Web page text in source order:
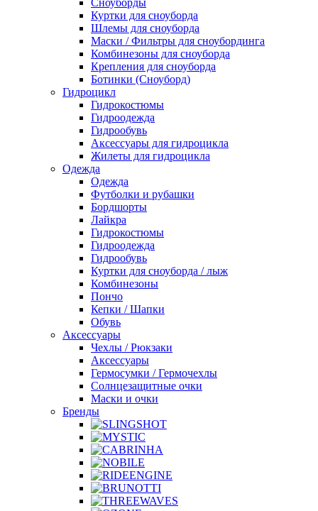
Сноуборды
Куртки для сноуборда
Шлемы для сноуборда
Маски / Фильтры для сноубординга
Комбинезоны для сноуборда
Крепления для сноуборда
Ботинки (Сноуборд)
Гидроцикл
Гидрокостюмы
Гидроодежда
Гидрообувь
Аксессуары для гидроцикла
Жилеты для гидроцикла
Одежда
Одежда
Футболки и рубашки
Бордшорты
Лайкра
Гидрокостюмы
Гидроодежда
Гидрообувь
Куртки для сноуборда / лыж
Комбинезоны
Пончо
Кепки / Шапки
Обувь
Аксессуары
Чехлы / Рюкзаки
Аксессуары
Гермосумки / Гермочехлы
Солнцезащитные очки
Маски и очки
Бренды